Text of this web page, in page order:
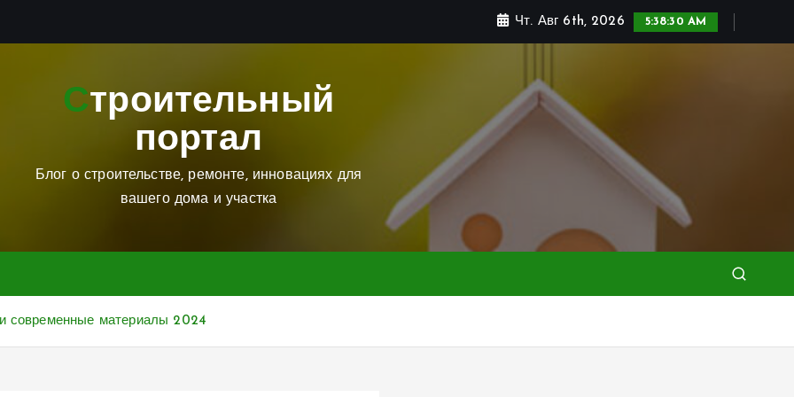
Чт. Авг 6th, 2026 5:38:31 AM
Строительный
портал
Блог о строительстве, ремонте, инновациях для
вашего дома и участка
современные материалы 2024